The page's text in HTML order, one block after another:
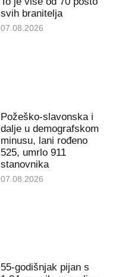
svih branitelja
07.08.2026
Požeško-slavonska i
dalje u demografskom
minusu, lani rođeno
525, umrlo 911
stanovnika
07.08.2026
55-godišnjak pijan s